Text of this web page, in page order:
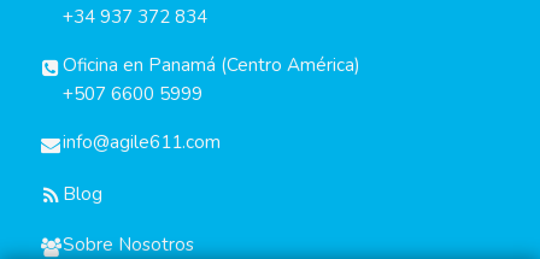
+34 937 372 834
Oficina en Panamá (Centro América)
+507 6600 5999
info@agile611.com
Blog
Sobre Nosotros